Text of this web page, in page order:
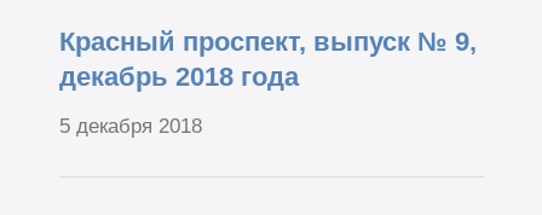
Красный проспект, выпуск № 9,
декабрь 2018 года
5 декабря 2018